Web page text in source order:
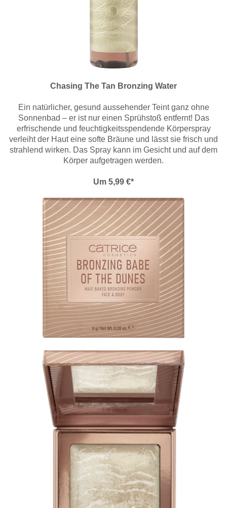
Chasing The Tan Bronzing Water
Ein natürlicher, gesund aussehender Teint ganz ohne
Sonnenbad – er ist nur einen Sprühstoß entfernt! Das
erfrischende und feuchtigkeitsspendende Körperspray
verleiht der Haut eine softe Bräune und lässt sie frisch und
strahlend wirken. Das Spray kann im Gesicht und auf dem
Körper aufgetragen werden.
Um 5,99 €*